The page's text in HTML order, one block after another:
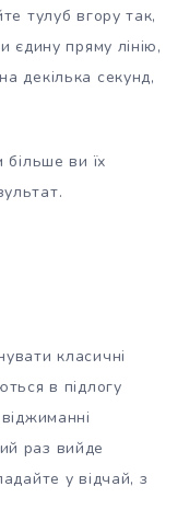
тулуб вгору так,
єдину пряму лінію,
декілька секунд,
більше ви їх
класичні
в підлогу
раз вийде
у відчай, з